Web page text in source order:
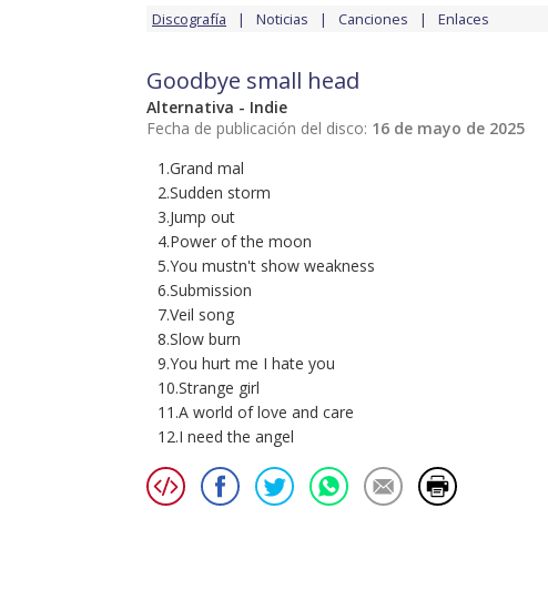
Discografía Noticias Canciones Enlaces
Goodbye small head
Alternativa - Indie
Fecha de publicación del disco: 16 de mayo de 2025
1.Grand mal
2.Sudden storm
3.Jump out
4.Power of the moon
5.You mustn't show weakness
6.Submission
7.Veil song
8.Slow burn
9.You hurt me I hate you
10.Strange girl
11.A world of love and care
12.I need the angel